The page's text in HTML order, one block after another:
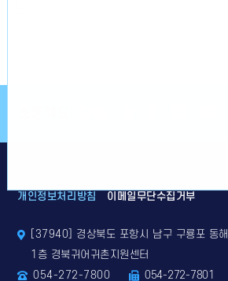
개인정보처리방침 이메일무단수집거부
[37940] 경상북도 포항시 남구 구룡포 동
1층 경북귀어귀촌지원센터
054-272-7800
054-272-7801